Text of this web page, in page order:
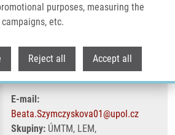
purposes, measuring the
etc.
Reject all Accept all
Beata
E-mail:
Beata.Szymczyskova01@upol.cz
Skupiny:ÚMTM, LEM,